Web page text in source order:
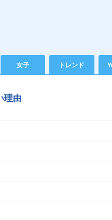
女子 トレンド
理由